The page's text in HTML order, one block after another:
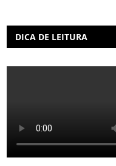
DICA DE LEITURA